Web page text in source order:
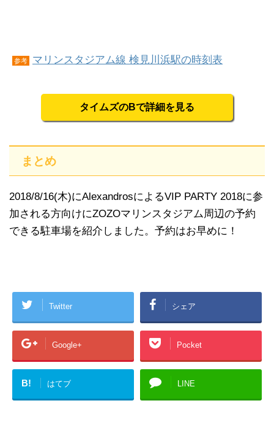
参考 マリンスタジアム線 検見川浜駅の時刻表
タイムズのBで詳細を見る
まとめ
2018/8/16(木)にAlexandrosによるVIP PARTY 2018に参
加される方向けにZOZOマリンスタジアム周辺の予約
できる駐車場を紹介しました。予約はお早めに！
Twitter シェア
Google+ Pocket
B! はてブ LINE